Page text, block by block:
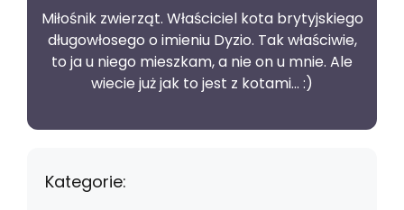
Miłośnik zwierząt. Właściciel kota brytyjskiego
długowłosego o imieniu Dyzio. Tak właściwie,
to ja u niego mieszkam, a nie on u mnie. Ale
wiecie już jak to jest z kotami... :)
Kategorie: